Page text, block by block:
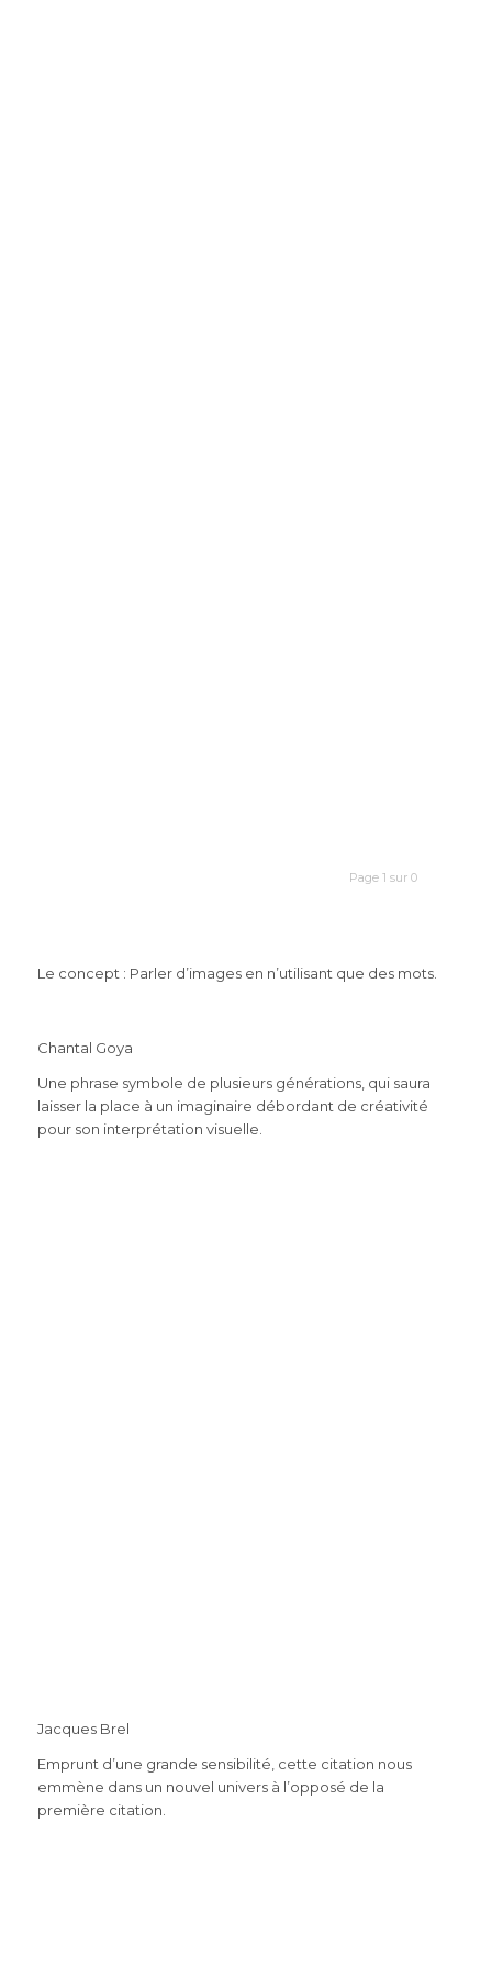
Page 1 sur 0
Le concept : Parler d’images en n’utilisant que des mots.
Chantal Goya
Une phrase symbole de plusieurs générations, qui saura
laisser la place à un imaginaire débordant de créativité
pour son interprétation visuelle.
Jacques Brel
Emprunt d’une grande sensibilité, cette citation nous
emmène dans un nouvel univers à l’opposé de la
première citation.